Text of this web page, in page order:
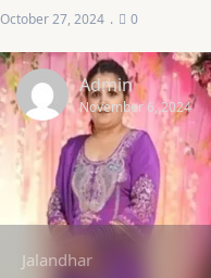
October 27, 2024 0
Admin
November 6, 2024
Jalandhar